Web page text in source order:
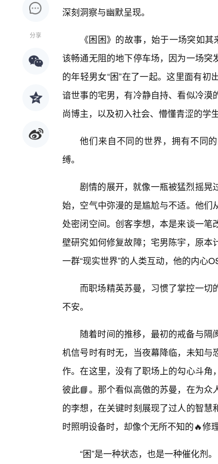
分享
深刻洞察与幽默呈现。
《困困》的故事，始于一场突如
该畅通无阻的地下停车场，因为一场
的年轻男女“困”在了一起。这里面有
谙世事的宅男，有冷静自持、看似冷
尚博主，以及初入社会、懵懂青涩的学
他们来自不同的世界，拥有不同
缚。
剧情的展开，就像一瓶被猛烈摇
始，空气中弥漫的是尴尬与不适。他
处密闭空间。创客李想，本是来谈一
壁研究如何修复故障；宅男陈宇，原
一群“现实世界”的人类互动，他的内心
而职场精英苏曼，习惯了掌控一
不安。
随着时间的推移，最初的戒备与
机信号时有时无，当夜幕降临，未知
作。在这里，没有了职场上的勾心斗
彼此📘。那个看似高傲的苏曼，在为
的李想，在关键时刻展现了过人的智
时照明设备时，却像个无所不知的🔥修
“困”是一种状态，也是一种催化剂